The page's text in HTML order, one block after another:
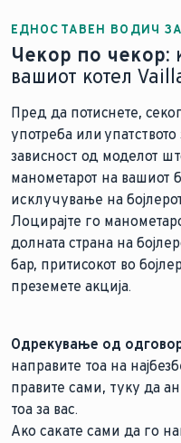
ЕДНОСТАВЕН ВОДИЧ
Чекор по чекор:
вашиот котел
Пред да потиснете,
употреба или
зависност од моделот
манометарот на вашиот
исклучување на
Лоцирајте го
долната страна на
бар, притисокот во
преземете акција.
Одрекување од
направите тоа на
правите сами, туку да
тоа за вас.
Ако сакате сами да го